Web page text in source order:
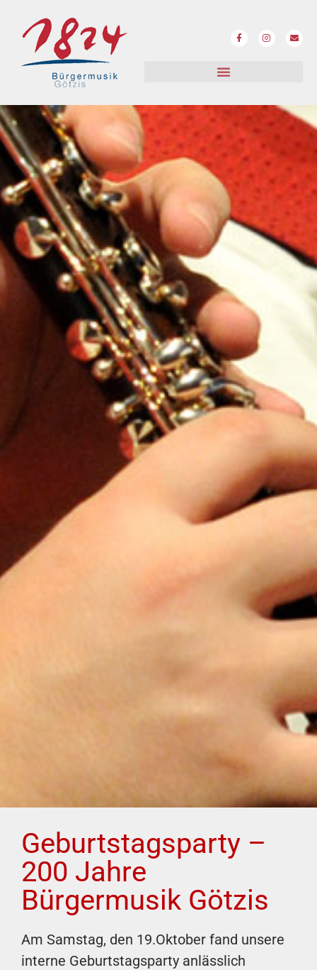
Geburtstagsparty –
200 Jahre
Bürgermusik Götzis
Am Samstag, den 19.Oktober fand unsere
interne Geburtstagsparty anlässlich